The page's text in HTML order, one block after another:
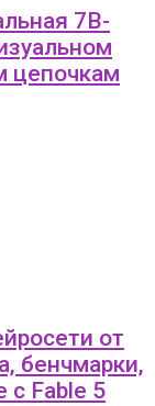
7B-
цепочкам
от
бенчмарки,
с Fable 5